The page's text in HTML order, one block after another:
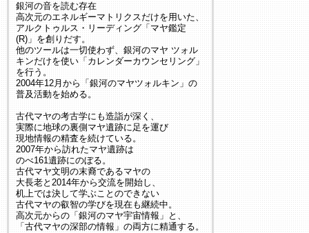
銀河の音を読む存在
高次元のエネルギーマトリクスだけを用いた、
アルクトゥルス・リーディング「マヤ鑑定
(R)」を創りだす。
他のツールは一切使わず、銀河のマヤ ツォル
キンだけを使い「カレンダーカウンセリング」
を行う。
2004年12月から「銀河のマヤツォルキン」の
普及活動を始める。
古代マヤの考古学にも造詣が深く、
実際に地球の裏側マヤ遺跡に足を運び
現地情報の精査を続けている。
2007年から訪れたマヤ遺跡は
のべ161遺跡にのぼる。
古代マヤ文明の末裔であるマヤの
大長老と2014年から交流を開始し、
机上では決して学ぶことのできない
古代マヤの叡智の学びを現在も継続中。
高次元からの「銀河のマヤ宇宙情報」と、
「古代マヤの深部の情報」の両方に精通する。